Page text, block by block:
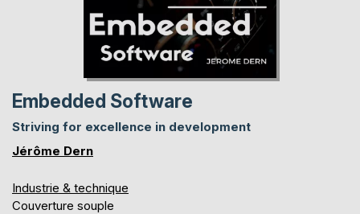
Embedded Software
Striving for excellence in development
Jérôme Dern
Industrie & technique
Couverture souple